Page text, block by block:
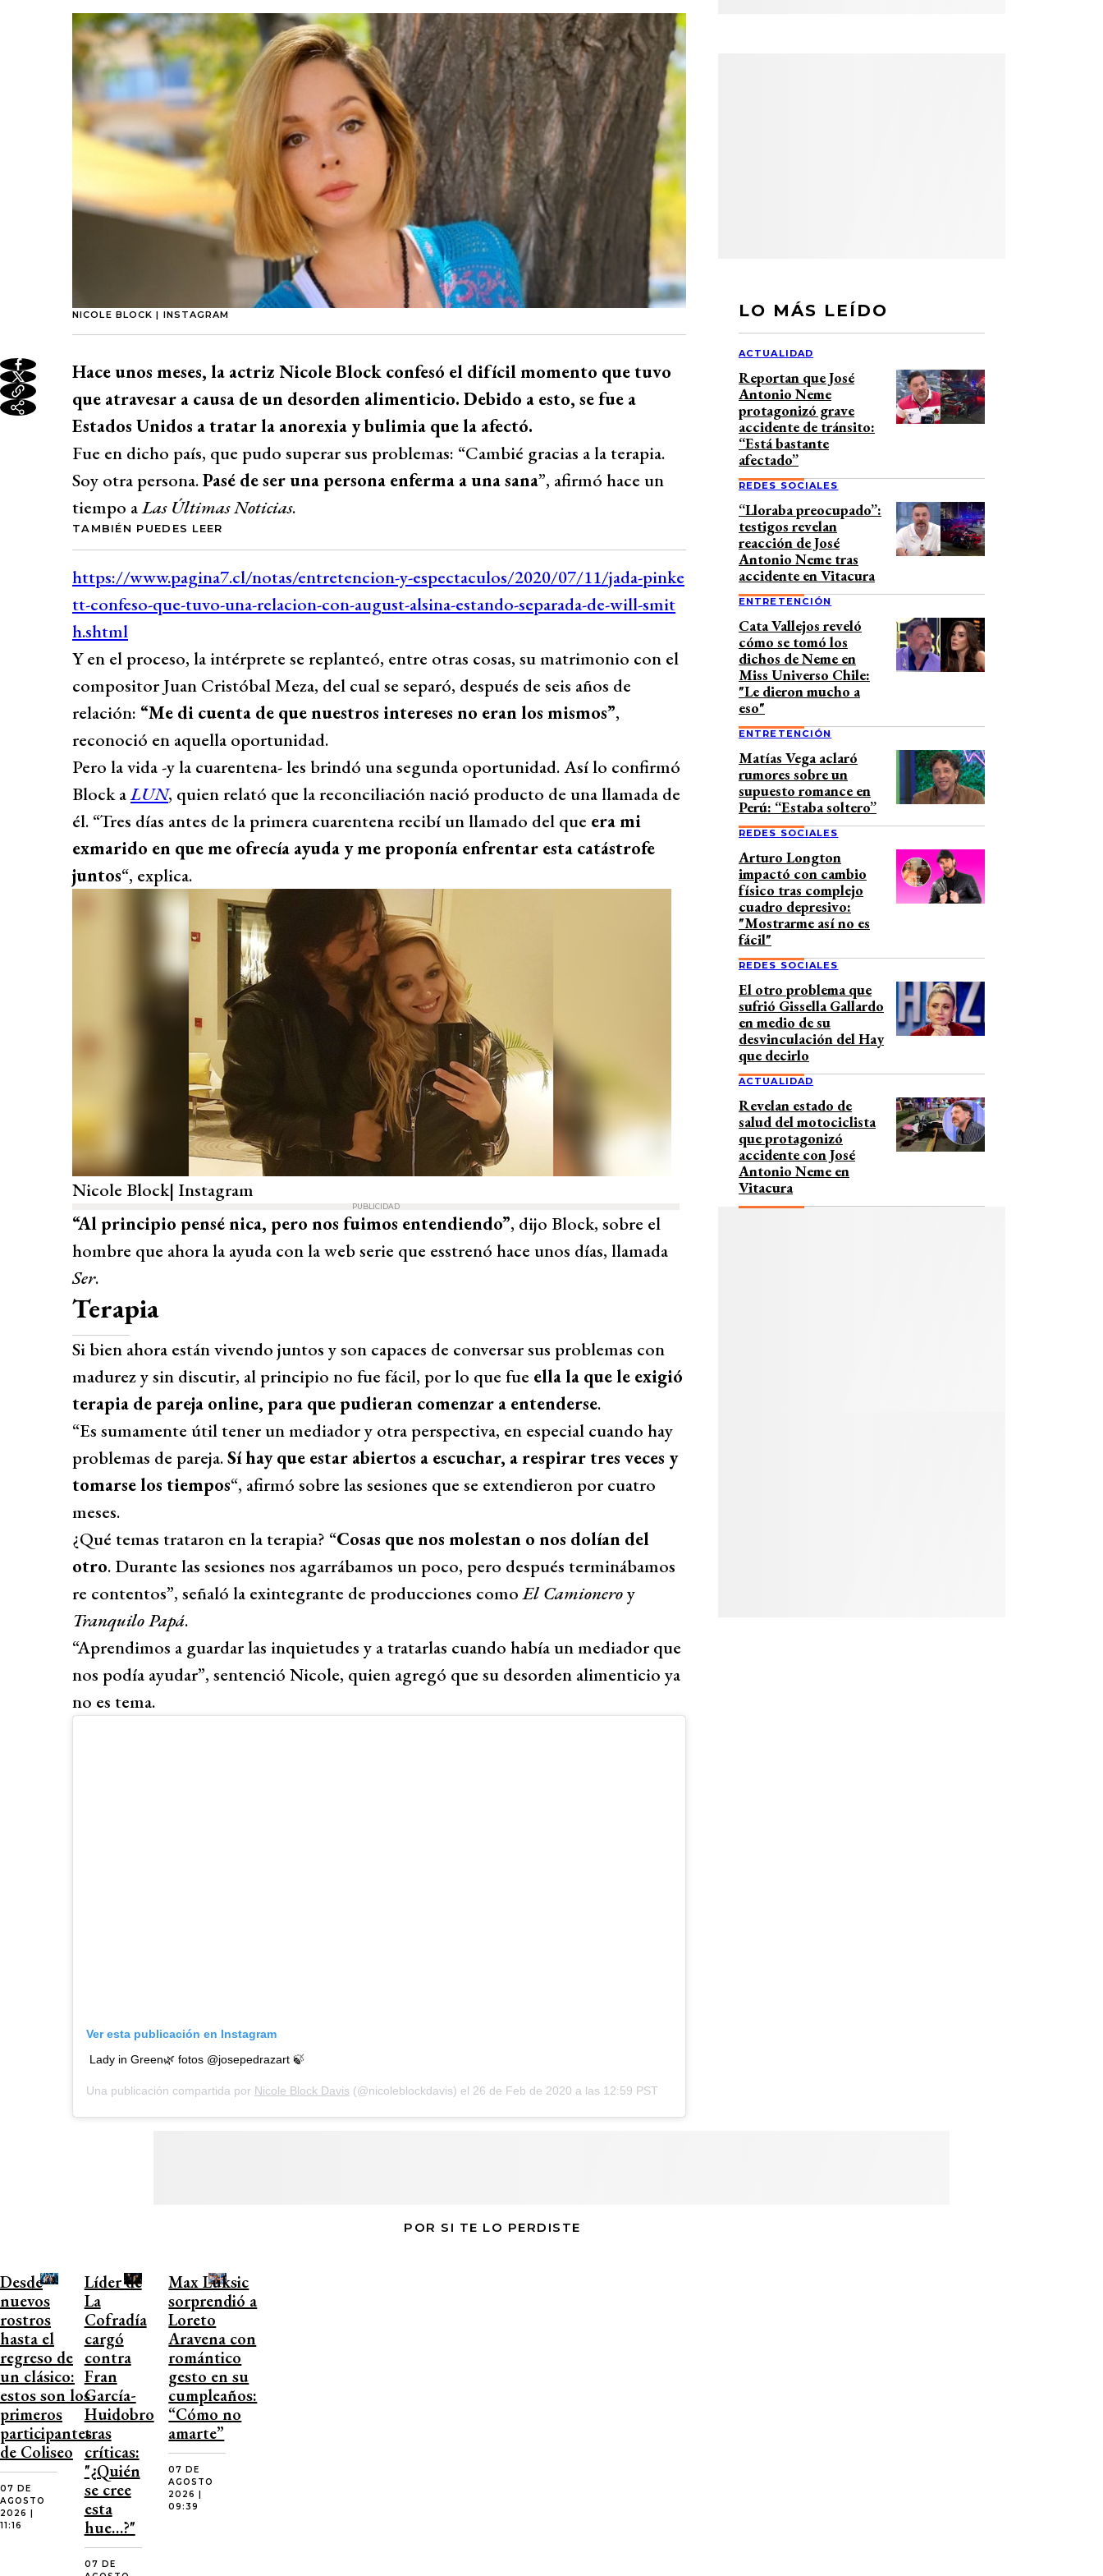
NICOLE BLOCK | INSTAGRAM
Hace unos meses, la actriz Nicole Block confesó el difícil momento que tuvo
que atravesar a causa de un desorden alimenticio. Debido a esto, se fue a
Estados Unidos a tratar la anorexia y bulimia que la afectó.
Fue en dicho país, que pudo superar sus problemas: “Cambié gracias a la terapia.
Soy otra persona.Pasé de ser una persona enferma a una sana”, afirmó hace un
tiempo aLas Últimas Noticias.
TAMBIÉN PUEDES LEER
Y en el proceso, la intérprete se replanteó, entre otras cosas, su matrimonio con el
compositor Juan Cristóbal Meza, del cual se separó, después de seis años de
relación: “Me di cuenta de que nuestros intereses no eran los mismos”,
reconoció en aquella oportunidad.
Pero la vida -y la cuarentena- les brindó una segunda oportunidad. Así lo confirmó
Block aLUN, quien relató que la reconciliación nació producto de una llamada de
él. “Tres días antes de la primera cuarentena recibí un llamado del que era mi
exmarido en que me ofrecía ayuda y me proponía enfrentar esta catástrofe
juntos“, explica.
Nicole Block| Instagram
PUBLICIDAD
“Al principio pensé nica, pero nos fuimos entendiendo”, dijo Block, sobre el
hombre que ahora la ayuda con la web serie que esstrenó hace unos días, llamada
Ser.
Terapia
Si bien ahora están vivendo juntos y son capaces de conversar sus problemas con
madurez y sin discutir, al principio no fue fácil, por lo que fue ella la que le exigió
terapia de pareja online, para que pudieran comenzar a entenderse.
“Es sumamente útil tener un mediador y otra perspectiva, en especial cuando hay
problemas de pareja.Sí hay que estar abiertos a escuchar, a respirar tres veces y
tomarse los tiempos“, afirmó sobre las sesiones que se extendieron por cuatro
meses.
¿Qué temas trataron en la terapia? “Cosas que nos molestan o nos dolían del
otro. Durante las sesiones nos agarrábamos un poco, pero después terminábamos
re contentos”, señaló la exintegrante de producciones comoEl Camioneroy
Tranquilo Papá.
“Aprendimos a guardar las inquietudes y a tratarlas cuando había un mediador que
nos podía ayudar”, sentenció Nicole, quien agregó que su desorden alimenticio ya
no es tema.
Ver esta publicación en Instagram
Lady in Green🌿 fotos @josepedrazart 🍃
Una publicación compartida por Nicole Block Davis (@nicoleblockdavis) el 26 de Feb de 2020 a las 12:59 PST
LO MÁS LEÍDO
ACTUALIDAD
Reportan que José
Antonio Neme
protagonizó grave
accidente de tránsito:
“Está bastante
afectado”
REDES SOCIALES
“Lloraba preocupado”:
testigos revelan
reacción de José
Antonio Neme tras
accidente en Vitacura
ENTRETENCIÓN
Cata Vallejos reveló
cómo se tomó los
dichos de Neme en
Miss Universo Chile:
"Le dieron mucho a
eso"
ENTRETENCIÓN
Matías Vega aclaró
rumores sobre un
supuesto romance en
Perú: “Estaba soltero”
REDES SOCIALES
Arturo Longton
impactó con cambio
físico tras complejo
cuadro depresivo:
"Mostrarme así no es
fácil"
REDES SOCIALES
El otro problema que
sufrió Gissella Gallardo
en medio de su
desvinculación del Hay
que decirlo
ACTUALIDAD
Revelan estado de
salud del motociclista
que protagonizó
accidente con José
Antonio Neme en
Vitacura
POR SI TE LO PERDISTE
Desde
nuevos
rostros
hasta el
regreso de
un clásico:
estos son los
primeros
participantes
de Coliseo
07 DE
AGOSTO
2026 |
11:16
Líder de
La
Cofradía
cargó
contra
Fran
García-
Huidobro
tras
críticas:
"¿Quién
se cree
esta
hue…?"
07 DE
Max Luksic
sorprendió a
Loreto
Aravena con
romántico
gesto en su
cumpleaños:
“Cómo no
amarte”
07 DE
AGOSTO
2026 |
09:39